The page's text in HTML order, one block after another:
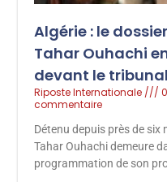
Algérie : le
Tahar Ouhachi
devant le
Riposte Internationale
commentaire
Détenu depuis près de six
Tahar Ouhachi demeure
programmation de son